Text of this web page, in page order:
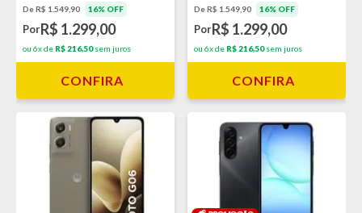
De R$ 1.549,90 16% OFF
PorR$ 1.299,00
ou 6x de R$ 216,50sem juros
CONFIRA
De R$ 1.549,90 16% OFF
PorR$ 1.299,00
ou 6x de R$ 216,50sem juros
CONFIRA